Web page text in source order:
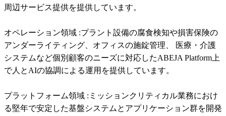
周辺サービス提供を提供しています。
オペレーション領域 :プラント設備の腐食検知や損害保険の
アンダーライティング、オフィスの施錠管理、 医療・介護
システムなど個別顧客のニーズに対応したABEJA Platform上
で人とAIの協調による運用を提供しています。
プラットフォーム領域 :ミッションクリティカル業務におけ
る堅年で安定した基盤システムとアプリケーション群を開発